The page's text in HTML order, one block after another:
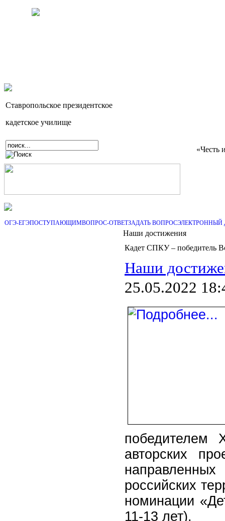
Ставропольское президентское
кадетское училище
«Честь
ОГЭ-ЕГЭПОСТУПАЮЩИМВОПРОС-ОТВЕТЗАДАТЬ ВОПРОСЭЛЕКТРОННЫЙ
Наши достижения
Кадет СПКУ – победитель
Наши
25.05.2022
победителем
авторских
российских
номинации
11-13 лет).